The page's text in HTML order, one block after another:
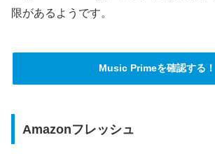
限があるようです。
Music Primeを確認する！
Amazonフレッシュ